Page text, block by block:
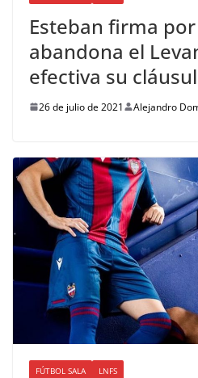
Esteban firma por
abandona el
efectiva su
26 de julio de 2021 Alejandro
FÚTBOL SALA LNFS